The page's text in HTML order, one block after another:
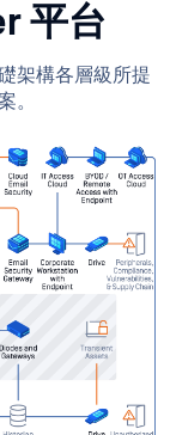
平台
架構各層級所提
。